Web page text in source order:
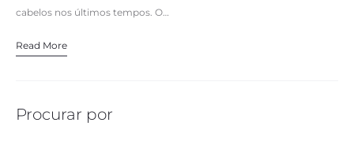
cabelos nos últimos tempos. O…
Read More
Procurar por